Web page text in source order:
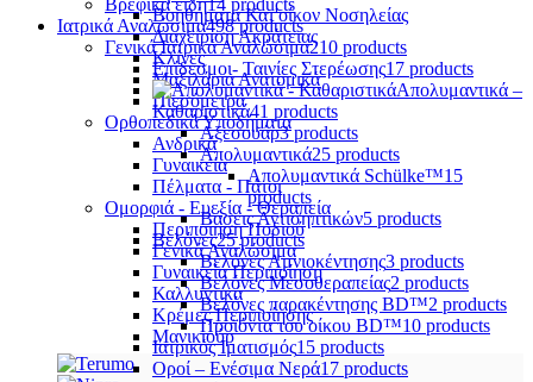
Βοηθήματα Κατ'οίκον Νοσηλείας
Διαχείριση Ακράτειας
Κλίνες
Μαξιλάρια Ανατομικά
Πιεσόμετρα
Ορθοπεδικά Υποδήματα
Ανδρικά
Γυναικεία
Πέλματα - Πάτοι
Ομορφιά - Ευεξία - Θεραπεία
Περιποίηση Ποδιού
Γενικά Αναλώσιμα
Γυναικεία Περιποίηση
Καλλυντικά
Κρέμες Περιποίησης
Μανικιούρ
Ιατρικά Αναλώσιμα498 products
Γενικά Ιατρικά Αναλώσιμα210 products
Επίδεσμοι- Ταινίες Στερέωσης17 products
Απολυμαντικά –
Καθαριστικά41 products
Αξεσουάρ3 products
Απολυμαντικά25 products
Απολυμαντικά Schülke™15
products
Βάσεις Αντισηπτικών5 products
Βελόνες25 products
Βελόνες Αμνιοκέντησης3 products
Βελόνες Μεσοθεραπείας2 products
Βελόνες παρακέντησης BD™2 products
Προϊόντα του οίκου BD™10 products
Ιατρικός Ιματισμός15 products
Οροί – Ενέσιμα Νερά17 products